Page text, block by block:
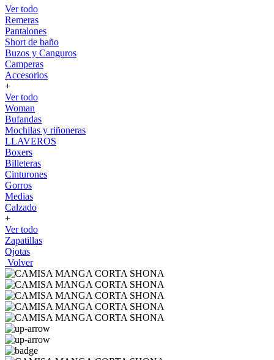
Ver todo
Remeras
Pantalones
Short de baño
Buzos y Canguros
Camperas
Accesorios
+
Ver todo
Woman
Bufandas
Mochilas y riñoneras
LLAVEROS
Boxers
Billeteras
Cinturones
Gorros
Medias
Calzado
+
Ver todo
Zapatillas
Ojotas
Volver